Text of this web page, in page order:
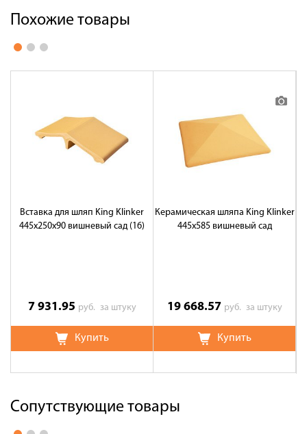
Похожие товары
Вставка для шляп King Klinker
445x250x90 вишневый сад (16)
7 931.95 руб. за штуку
Купить
Керамическая шляпа King Klinker
445х585 вишневый сад
19 668.57 руб. за штуку
Купить
Сопутствующие товары